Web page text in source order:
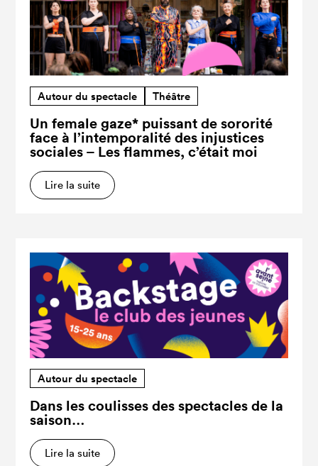
Autour du spectacle Théâtre
Un female gaze* puissant de sororité
face à l’intemporalité des injustices
sociales – Les flammes, c’était moi
Lire la suite
Autour du spectacle
Dans les coulisses des spectacles de la
saison…
Lire la suite